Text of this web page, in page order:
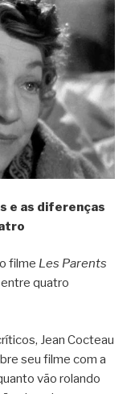
e as diferenças
filme Les Parents
quatro
Jean Cocteau
seu filme com a
vão rolando